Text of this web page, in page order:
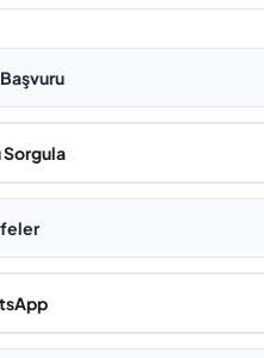
Sorgula